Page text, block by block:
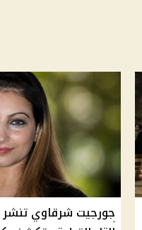
جورجيت شرقاوي